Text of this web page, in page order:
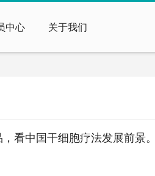
中心 关于我们
看中国干细胞疗法发展前景。